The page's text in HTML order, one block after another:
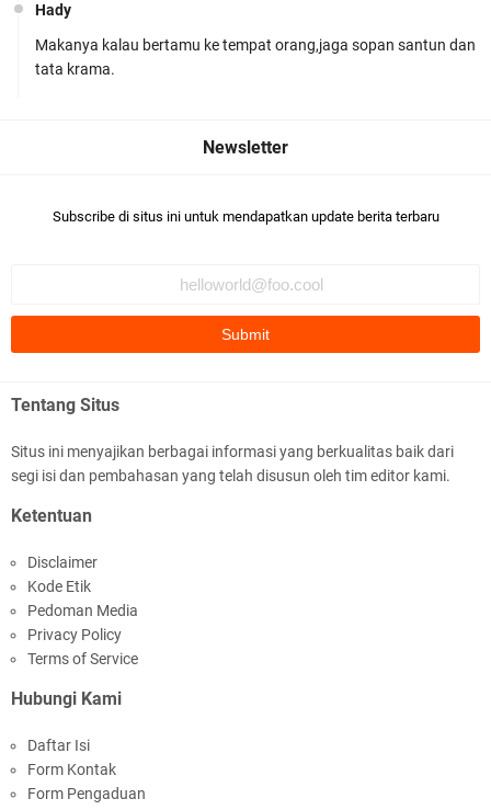
Jelang HUT RI Ke_81 LPKA Lombok Tengah
LPKA Lombok Tengah Ikuti Kegiatan Donor
Darah Jelang HUT RI_ Ke 81
Prima Tingkat Polres Jajaran
Hady
Makanya kalau bertamu ke tempat orang,jaga sopan santun dan
tata krama.
Subscribe di situs ini untuk mendapatkan update berita terbaru
Tentang Situs
Situs ini menyajikan berbagai informasi yang berkualitas baik dari
segi isi dan pembahasan yang telah disusun oleh tim editor kami.
Ketentuan
Disclaimer
Kode Etik
Pedoman Media
Privacy Policy
Terms of Service
Hubungi Kami
Daftar Isi
Form Kontak
Form Pengaduan